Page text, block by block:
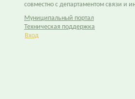
совместно с департаментом связи и
Муниципальный портал
Техническая поддержка
Вход